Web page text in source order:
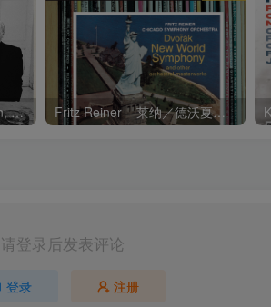
Charli xcx – Music, Fashion, FilmⒺ【48kHz／24bit】英国区 Fritz Reiner – 莱纳／德沃夏克：第九交响曲
请登录后发表评论
登录 注册